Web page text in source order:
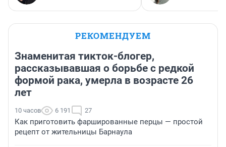
РЕКОМЕНДУЕМ
Знаменитая тикток-блогер,
рассказывавшая о борьбе с редкой
формой рака, умерла в возрасте 26
лет
10 часов 6 191 27
Как приготовить фаршированные перцы — простой
рецепт от жительницы Барнаула